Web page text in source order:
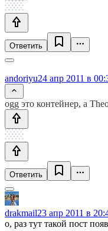
Ответить
andoriyu24 апр 2011 в
ogg это контейнер, а
Ответить
drakmail23 апр 2011 в
о, раз тут такой пост